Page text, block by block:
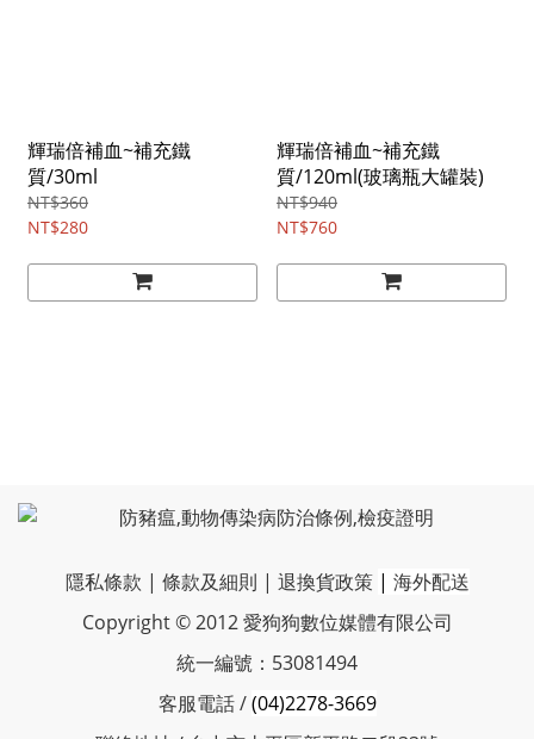
輝瑞倍補血~補充鐵
質/30ml
NT$360
NT$280
輝瑞倍補血~補充鐵
質/120ml(玻璃瓶大罐裝)
NT$940
NT$760
隱私條款 | 條款及細則 | 退換貨政策 | 海外配送
Copyright © 2012 愛狗狗數位媒體有限公司
統一編號：53081494
客服電話 /(04)2278-3669